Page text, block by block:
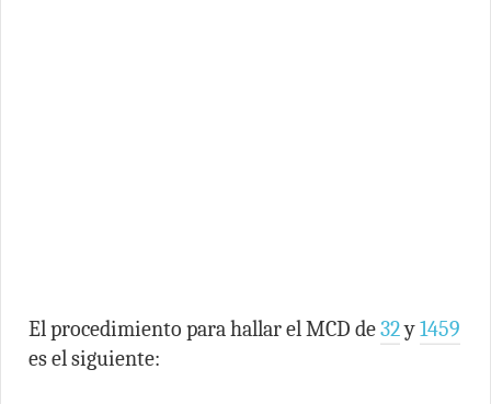
El procedimiento para hallar el MCD de32y1459
es el siguiente: